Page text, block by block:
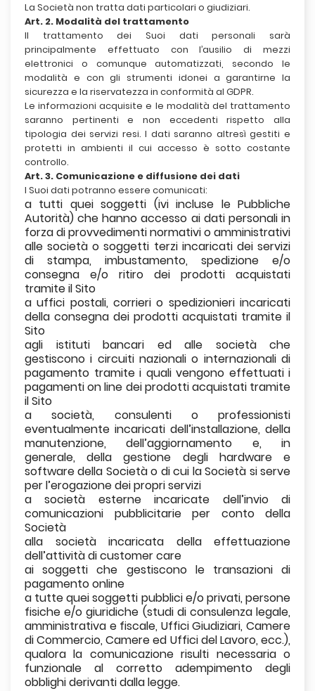
La Società non tratta dati particolari o giudiziari.
Art. 2. Modalità del trattamento
Il trattamento dei Suoi dati personali sarà
principalmente effettuato con l’ausilio di mezzi
elettronici o comunque automatizzati, secondo le
modalità e con gli strumenti idonei a garantirne la
sicurezza e la riservatezza in conformità al GDPR.
Le informazioni acquisite e le modalità del trattamento
saranno pertinenti e non eccedenti rispetto alla
tipologia dei servizi resi. I dati saranno altresì gestiti e
protetti in ambienti il cui accesso è sotto costante
controllo.
Art. 3. Comunicazione e diffusione dei dati
I Suoi dati potranno essere comunicati:
a tutti quei soggetti (ivi incluse le Pubbliche
Autorità) che hanno accesso ai dati personali in
forza di provvedimenti normativi o amministrativi
alle società o soggetti terzi incaricati dei servizi
di stampa, imbustamento, spedizione e/o
consegna e/o ritiro dei prodotti acquistati
tramite il Sito
a uffici postali, corrieri o spedizionieri incaricati
della consegna dei prodotti acquistati tramite il
Sito
agli istituti bancari ed alle società che
gestiscono i circuiti nazionali o internazionali di
pagamento tramite i quali vengono effettuati i
pagamenti on line dei prodotti acquistati tramite
il Sito
a società, consulenti o professionisti
eventualmente incaricati dell’installazione, della
manutenzione, dell’aggiornamento e, in
generale, della gestione degli hardware e
software della Società o di cui la Società si serve
per l’erogazione dei propri servizi
a società esterne incaricate dell’invio di
comunicazioni pubblicitarie per conto della
Società
alla società incaricata della effettuazione
dell’attività di customer care
ai soggetti che gestiscono le transazioni di
pagamento online
a tutte quei soggetti pubblici e/o privati, persone
fisiche e/o giuridiche (studi di consulenza legale,
amministrativa e fiscale, Uffici Giudiziari, Camere
di Commercio, Camere ed Uffici del Lavoro, ecc.),
qualora la comunicazione risulti necessaria o
funzionale al corretto adempimento degli
obblighi derivanti dalla legge.